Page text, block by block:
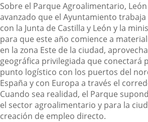
Sobre el Parque Agroalimentario, León
avanzado que el Ayuntamiento
con la Junta de Castilla y León y la
para que este año comience a
en la zona Este de la ciudad,
geográfica privilegiada que conectará
punto logístico con los puertos del
España y con Europa a través el
Cuando sea realidad, el Parque
el sector agroalimentario y para la
creación de empleo directo.